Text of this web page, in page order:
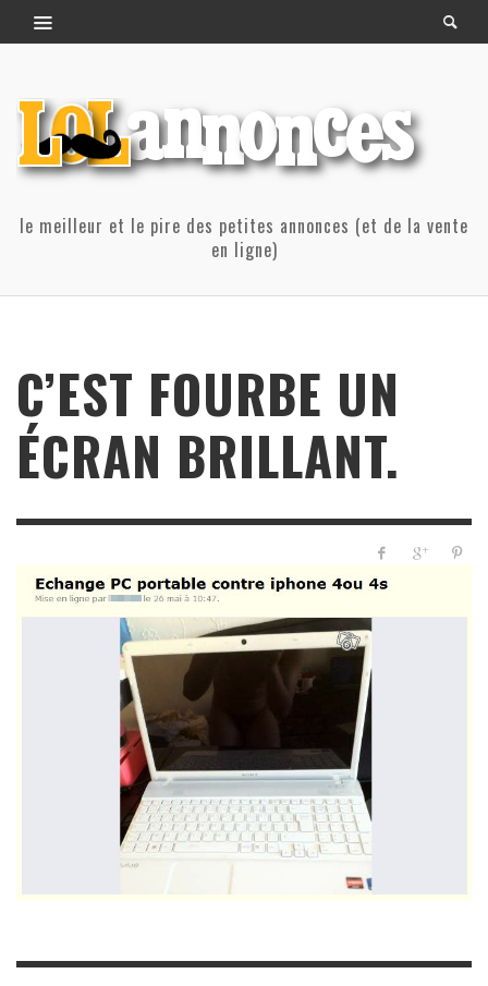
le meilleur et le pire des petites annonces (et de la vente
en ligne)
C’EST FOURBE UN
ÉCRAN BRILLANT.